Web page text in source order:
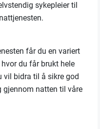
sykepleier til
får du en variert
du får brukt hele
vil bidra til å sikre god
natten til våre